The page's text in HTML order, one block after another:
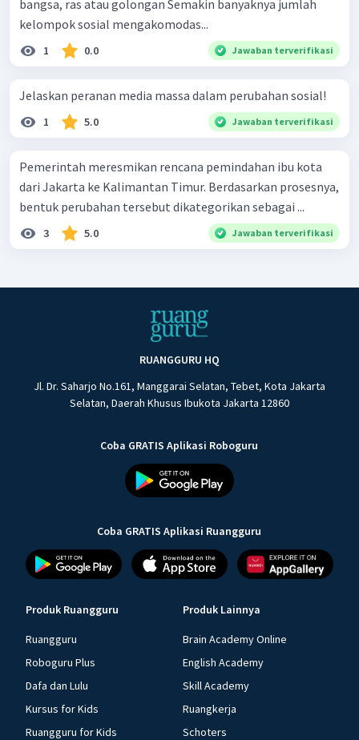
bangsa, ras atau golongan Semakin banyaknya jumlah
kelompok sosial mengakomodas...
1 0.0 Jawaban terverifikasi
Jelaskan peranan media massa dalam perubahan sosial!
1 5.0 Jawaban terverifikasi
Pemerintah meresmikan rencana pemindahan ibu kota
dari Jakarta ke Kalimantan Timur. Berdasarkan prosesnya,
bentuk perubahan tersebut dikategorikan sebagai ...
3 5.0 Jawaban terverifikasi
RUANGGURU HQ
Jl. Dr. Saharjo No.161, Manggarai Selatan, Tebet, Kota Jakarta
Selatan, Daerah Khusus Ibukota Jakarta 12860
Coba GRATIS Aplikasi Roboguru
Coba GRATIS Aplikasi Ruangguru
Produk Ruangguru
Ruangguru
Roboguru Plus
Dafa dan Lulu
Kursus for Kids
Ruangguru for Kids
Produk Lainnya
Brain Academy Online
English Academy
Skill Academy
Ruangkerja
Schoters